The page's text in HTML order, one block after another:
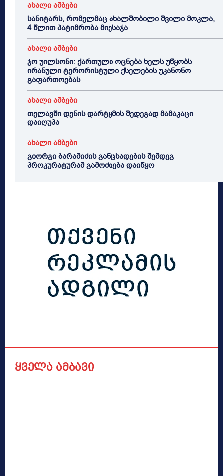
ახალი ამბები
სანიტარს, რომელმაც ახალშობილი შვილი მოკლა,
4 წლით პატიმრობა მიესაჯა
ახალი ამბები
ჯო უილსონი: ქართული ოცნება ხელს უწყობს
ირანული ტერორისტული ქსელების უკანონო
გაფართოებას
ახალი ამბები
თელავში დენის დარტყმის შედეგად მამაკაცი
დაიღუპა
ახალი ამბები
გიორგი ბარამიძის განცხადების შემდეგ
პროკურატურამ გამოძიება დაიწყო
ყველა ამბავი